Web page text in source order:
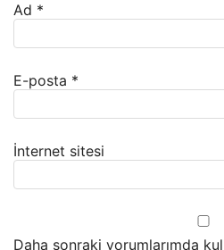
Ad *
E-posta *
İnternet sitesi
Daha sonraki yorumlarımda